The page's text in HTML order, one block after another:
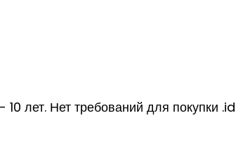
лет. Нет требований для покупки .id